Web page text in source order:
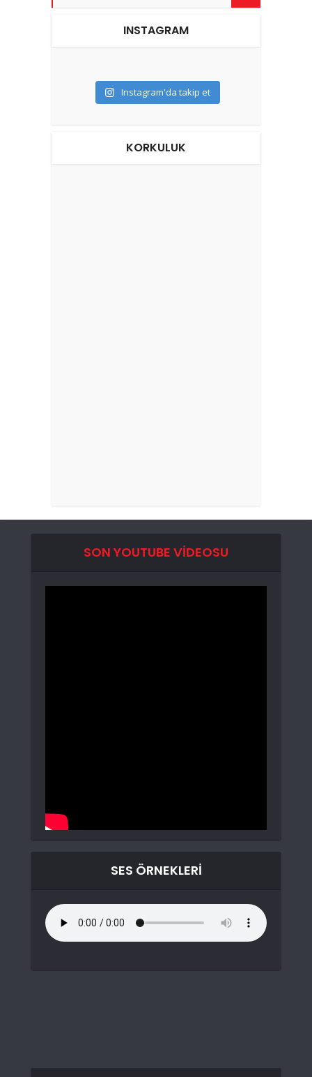
INSTAGRAM
Instagram'da takip et
KORKULUK
SON YOUTUBE VIDEOSU
SES ÖRNEKLERI